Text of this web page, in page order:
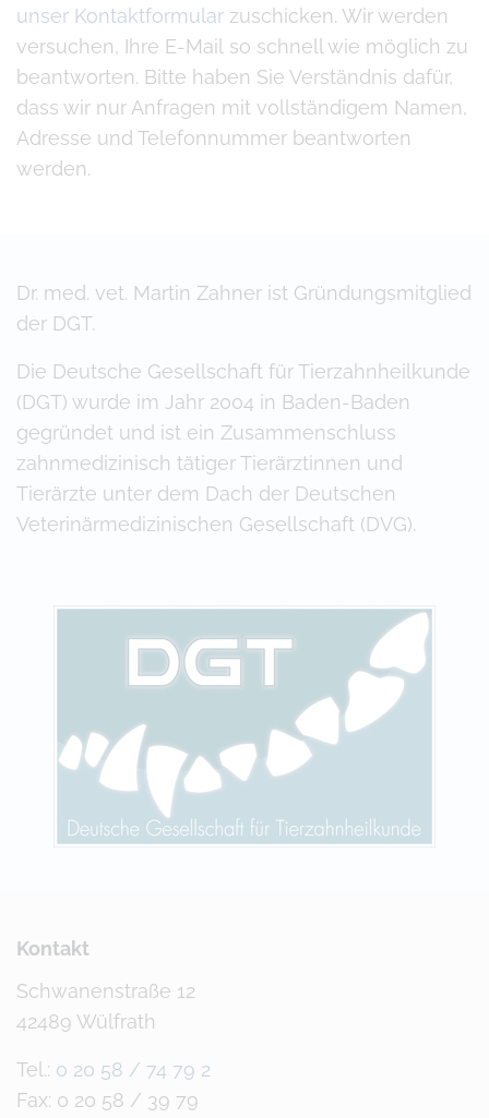
unser Kontaktformular zuschicken. Wir werden
versuchen, Ihre E-Mail so schnell wie möglich zu
beantworten. Bitte haben Sie Verständnis dafür,
dass wir nur Anfragen mit vollständigem Namen,
Adresse und Telefonnummer beantworten
werden.
Dr. med. vet. Martin Zahner ist Gründungsmitglied
der DGT.
Die Deutsche Gesellschaft für Tierzahnheilkunde
(DGT) wurde im Jahr 2004 in Baden-Baden
gegründet und ist ein Zusammenschluss
zahnmedizinisch tätiger Tierärztinnen und
Tierärzte unter dem Dach der Deutschen
Veterinärmedizinischen Gesellschaft (DVG).
Kontakt
Schwanenstraße 12
42489 Wülfrath
Tel.: 0 20 58 / 74 79 2
Fax: 0 20 58 / 39 79